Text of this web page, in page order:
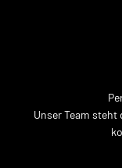
Unser Team